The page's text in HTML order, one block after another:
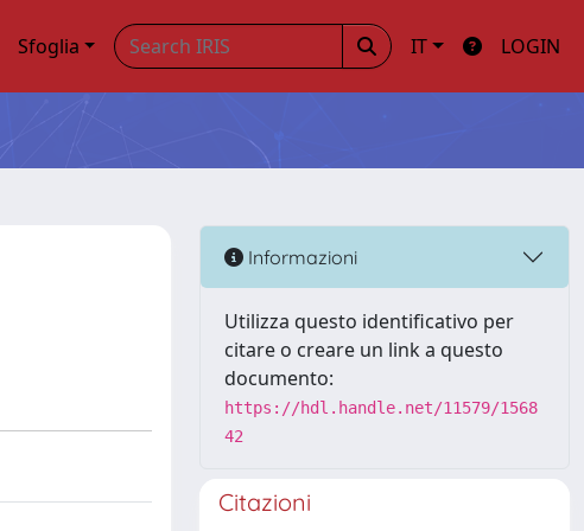
Sfoglia IT LOGIN
Informazioni
Utilizza questo identificativo per
citare o creare un link a questo
documento:
https://hdl.handle.net/11579/1568
42
Citazioni